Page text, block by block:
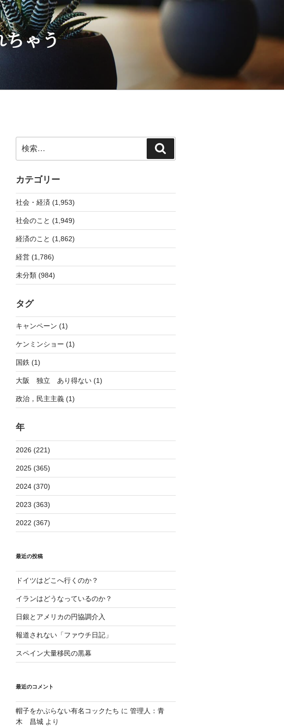
ゃう
索:
索
カテゴリー
社会・経済 (1,953)
社会のこと (1,949)
経済のこと (1,862)
経営 (1,786)
未分類 (984)
タグ
キャンペーン (1)
ケンミンショー (1)
国鉄 (1)
大阪 独立 あり得ない (1)
政治，民主主義 (1)
年
2026 (221)
2025 (365)
2024 (370)
2023 (363)
2022 (367)
最近の投稿
ドイツはどこへ行くのか？
イランはどうなっているのか？
日銀とアメリカの円協調介入
報道されない「ファウチ日記」
スペイン大量移民の黒幕
最近のコメント
帽子をかぶらない有名コックたち に 管理人：青
木 昌城より